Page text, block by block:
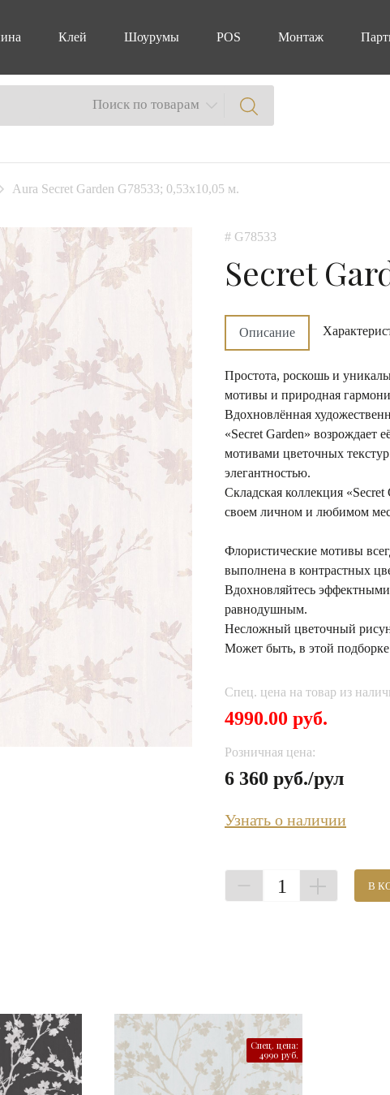
Клей Шоурумы POS Монтаж
Поиск по товарам
Aura Secret Garden G78533; 0,53х10,05 м.
# G78533
Secret
Описание
Простота, роскошь и
мотивы и природная
Вдохновлённая
«Secret Garden» возрождает
мотивами цветочных
элегантностью.
Складская коллекция «Secret
своем личном и любимом
Флористические мотивы
выполнена в контрастных
Вдохновляйтесь
равнодушным.
Несложный цветочный
Может быть, в этой
Спец. цена на товар из
4990.00 руб.
Розничная цена:
6 360 руб./рул
Узнать о наличии
1 В
Спец. цена:
4990 руб.